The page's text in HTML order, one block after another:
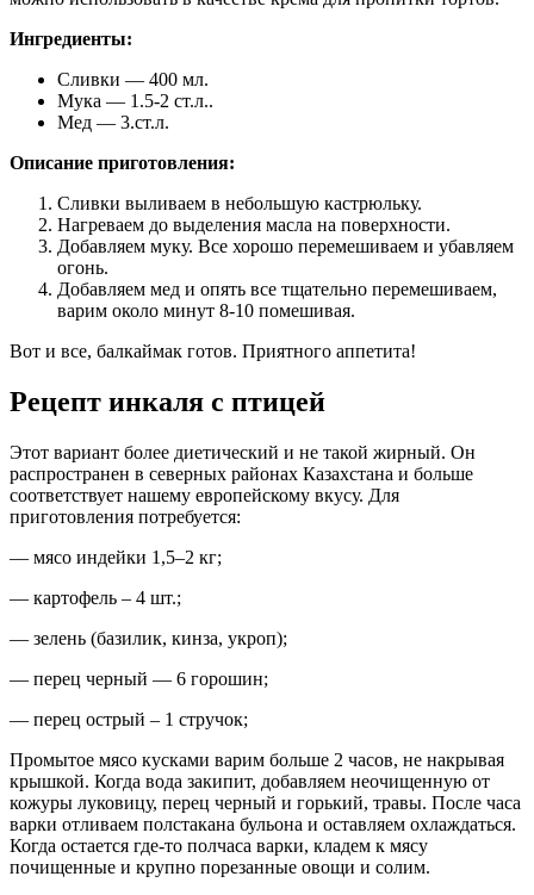
Ингредиенты:
Сливки — 400 мл.
Мука — 1.5-2 ст.л..
Мед — 3.ст.л.
Описание приготовления:
Сливки выливаем в небольшую кастрюльку.
Нагреваем до выделения масла на поверхности.
Добавляем муку. Все хорошо перемешиваем и убавляем
огонь.
Добавляем мед и опять все тщательно перемешиваем,
варим около минут 8-10 помешивая.
Вот и все, балкаймак готов. Приятного аппетита!
Рецепт инкаля с птицей
Этот вариант более диетический и не такой жирный. Он
распространен в северных районах Казахстана и больше
соответствует нашему европейскому вкусу. Для
приготовления потребуется:
— мясо индейки 1,5–2 кг;
— картофель – 4 шт.;
— зелень (базилик, кинза, укроп);
— перец черный — 6 горошин;
— перец острый – 1 стручок;
Промытое мясо кусками варим больше 2 часов, не накрывая
крышкой. Когда вода закипит, добавляем неочищенную от
кожуры луковицу, перец черный и горький, травы. После часа
варки отливаем полстакана бульона и оставляем охлаждаться.
Когда остается где-то полчаса варки, кладем к мясу
почищенные и крупно порезанные овощи и солим.